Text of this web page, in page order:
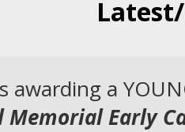
awarding a
Memorial Early